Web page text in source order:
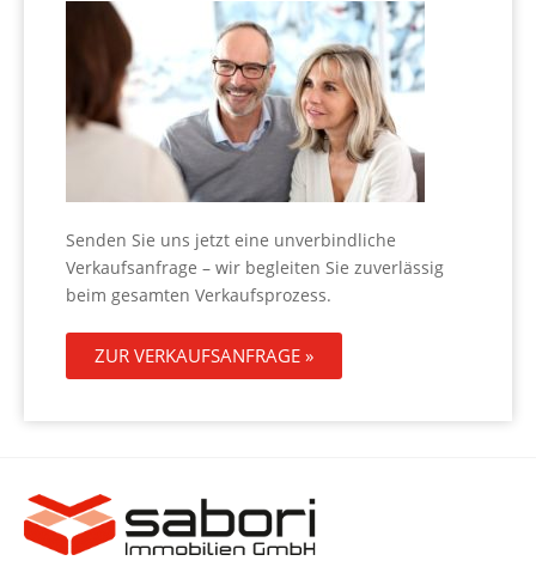
Senden Sie uns jetzt eine unverbindliche
Verkaufsanfrage – wir begleiten Sie zuverlässig
beim gesamten Verkaufsprozess.
ZUR VERKAUFSANFRAGE »